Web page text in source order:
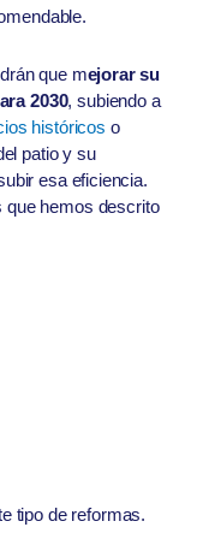
que mejorar su
2030, subiendo a
históricos o
patio y su
esa eficiencia.
que hemos descrito
tipo de reformas.